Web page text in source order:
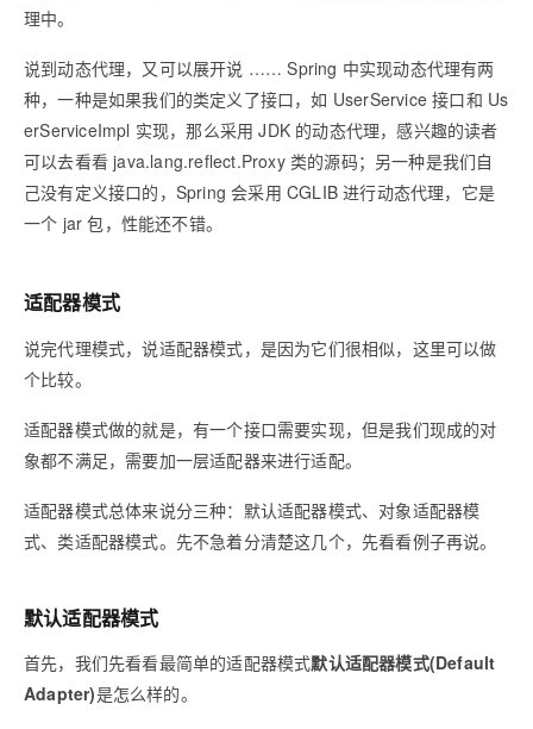
理中。
说到动态代理，又可以展开说 …… Spring 中实现动态代理有两
种，一种是如果我们的类定义了接口，如 UserService 接口和 Us
erServiceImpl 实现，那么采用 JDK 的动态代理，感兴趣的读者
可以去看看 java.lang.reflect.Proxy 类的源码；另一种是我们自
己没有定义接口的，Spring 会采用 CGLIB 进行动态代理，它是
一个 jar 包，性能还不错。
适配器模式
说完代理模式，说适配器模式，是因为它们很相似，这里可以做
个比较。
适配器模式做的就是，有一个接口需要实现，但是我们现成的对
象都不满足，需要加一层适配器来进行适配。
适配器模式总体来说分三种：默认适配器模式、对象适配器模
式、类适配器模式。先不急着分清楚这几个，先看看例子再说。
默认适配器模式
首先，我们先看看最简单的适配器模式默认适配器模式(Default
Adapter)是怎么样的。